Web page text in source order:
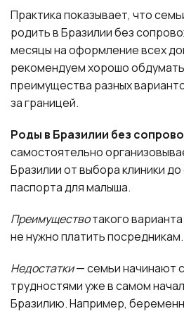
Практика показывает, что
родить в Бразилии без
месяцы на оформление всех
рекомендуем хорошо обдумать
преимущества разных
за границей.
Роды в Бразилии без
самостоятельно
Бразилии от выбора клиники
паспорта для малыша.
Преимуществотакого
не нужно платить посредникам.
Недостатки— семьи начинают
трудностями уже в самом
Бразилию. Например,